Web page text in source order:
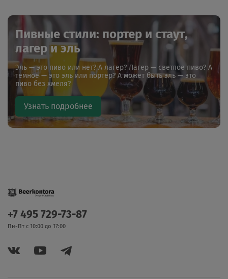
Пивные стили: портер и стаут,
лагер и эль
Эль — это пиво или нет? А лагер? Лагер — светлое пиво? А
темное — это эль или портер? А может быть эль — это
пиво без хмеля?
Узнать подробнее
+7 495 729-73-87
Пн-Пт с 10:00 до 17:00